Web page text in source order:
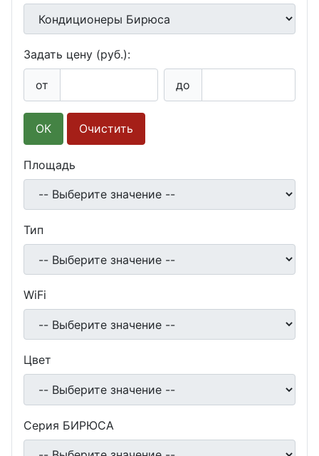
Задать цену (руб.):
от до
Очистить
Площадь
Тип
WiFi
Цвет
Серия БИРЮСА